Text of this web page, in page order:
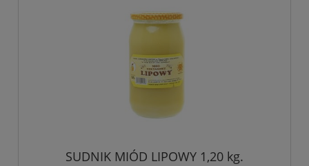
SUDNIK MIÓD LIPOWY 1,20 kg.